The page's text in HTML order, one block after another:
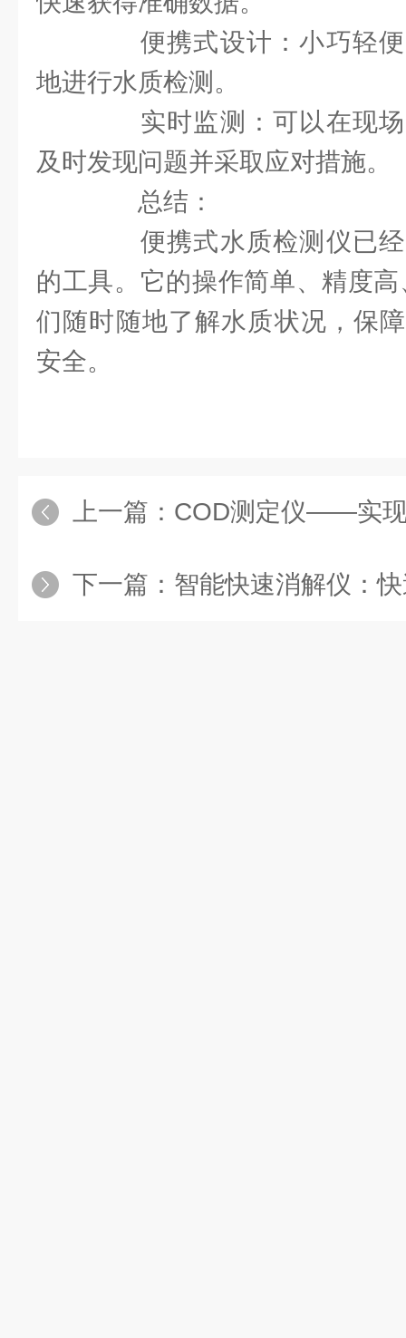
便携式设计：小巧轻便
地进行水质检测。
实时监测：可以在现场
及时发现问题并采取应对措施。
总结：
便携式水质检测仪已经
的工具。它的操作简单、精度
们随时随地了解水质状况，保
安全。
上一篇： COD测定仪——实
下一篇： 智能快速消解仪：快速精